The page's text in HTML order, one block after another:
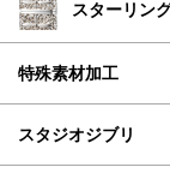
スターリン
特殊素材加工
スタジオジブリ